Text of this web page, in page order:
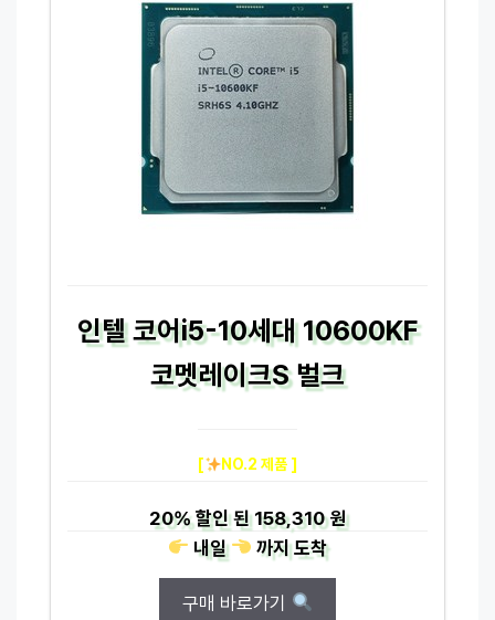
인텔 코어i5-10세대 10600KF
코멧레이크S 벌크
[ NO.2 제품 ]
20%할인 된158,310 원
내일
까지도착
구매 바로가기